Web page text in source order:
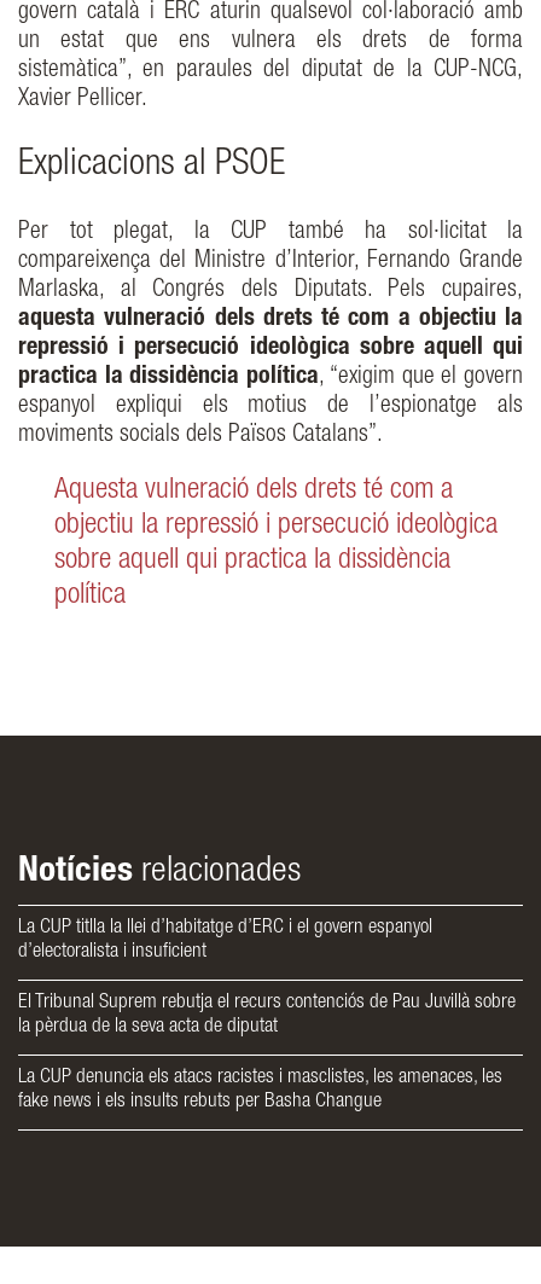
govern català i ERC aturin qualsevol col·laboració amb
un estat que ens vulnera els drets de forma
sistemàtica”, en paraules del diputat de la CUP-NCG,
Xavier Pellicer.
Explicacions al PSOE
Per tot plegat, la CUP també ha sol·licitat la
compareixença del Ministre d’Interior, Fernando Grande
Marlaska, al Congrés dels Diputats. Pels cupaires,
aquesta vulneració dels drets té com a objectiu la
repressió i persecució ideològica sobre aquell qui
practica la dissidència política, “exigim que el govern
espanyol expliqui els motius de l’espionatge als
moviments socials dels Països Catalans”.
Aquesta vulneració dels drets té com a
objectiu la repressió i persecució ideològica
sobre aquell qui practica la dissidència
política
Notícies relacionades
La CUP titlla la llei d’habitatge d’ERC i el govern espanyol
d’electoralista i insuficient
El Tribunal Suprem rebutja el recurs contenciós de Pau Juvillà sobre
la pèrdua de la seva acta de diputat
La CUP denuncia els atacs racistes i masclistes, les amenaces, les
fake news i els insults rebuts per Basha Changue